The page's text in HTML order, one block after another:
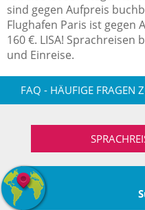
sind gegen Aufpreis
Flughafen Paris ist gegen
160 €. LISA!
und Einreise.
FAQ - HÄUFIGE FRAGEN